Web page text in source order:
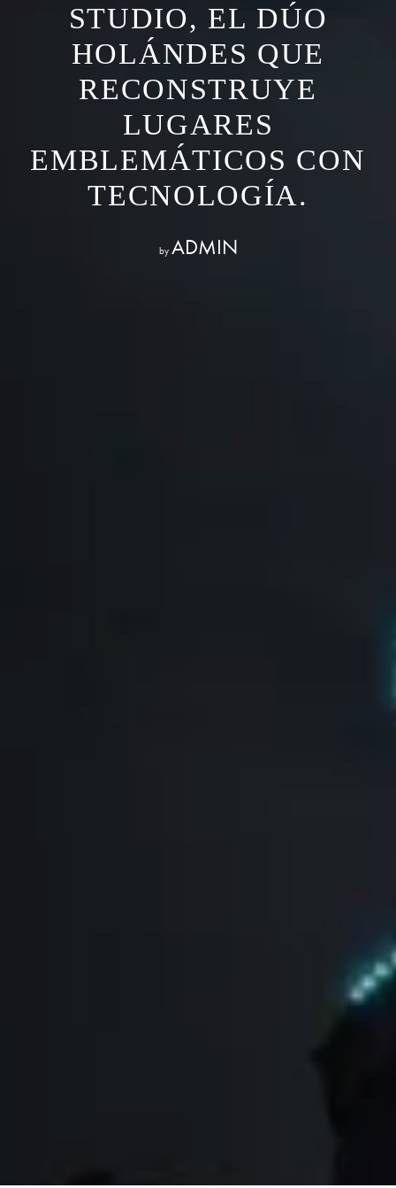
STUDIO, EL DÚO
HOLÁNDES QUE
RECONSTRUYE
LUGARES
EMBLEMÁTICOS CON
TECNOLOGÍA.
by ADMIN